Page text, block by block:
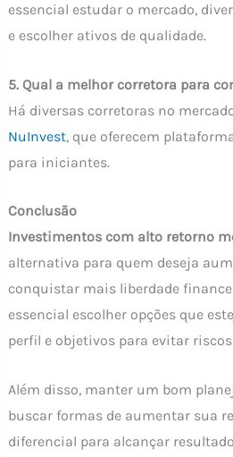
essencial estudar o mercado,
e escolher ativos de qualidade.
5. Qual a melhor corretora para
Há diversas corretoras no
NuInvest, que oferecem
para iniciantes.
Conclusão
Investimentos com alto retorno
alternativa para quem deseja
conquistar mais liberdade
essencial escolher opções que
perfil e objetivos para evitar
Além disso, manter um bom
buscar formas de aumentar sua
diferencial para alcançar